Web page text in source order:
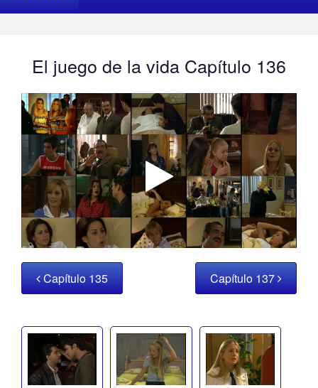
El juego de la vida Capítulo 136
Capítulo 135 Capítulo 137